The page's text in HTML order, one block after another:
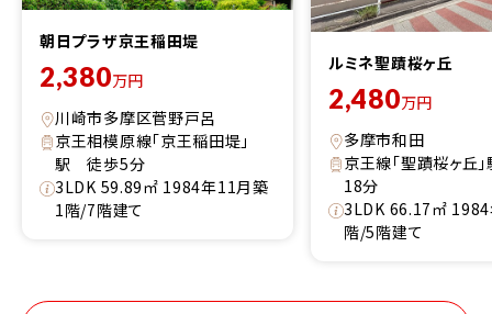
朝日プラザ京王稲田堤
2,380万円
川崎市多摩区菅野戸呂
京王相模原線「京王稲田堤」
駅 徒歩5分
3LDK 59.89㎡ 1984年11月築
1階/7階建て
ルミネ聖蹟桜ヶ丘
2,480万円
多摩市和田
京王線「聖蹟桜ヶ丘
18分
3LDK 66.17㎡
階/5階建て